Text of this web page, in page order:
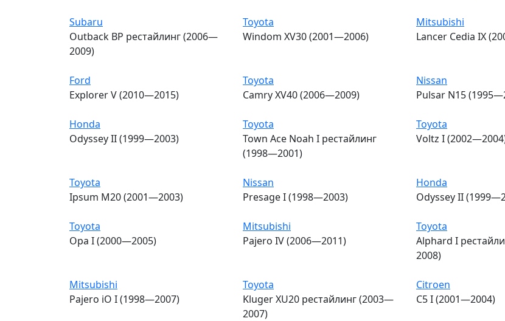
Subaru
Outback BP рестайлинг (2006—
2009)
Toyota
Windom XV30 (2001—2006)
Mitsubishi
Lancer Cedia IX
Ford
Explorer V (2010—2015)
Toyota
Camry XV40 (2006—2009)
Nissan
Pulsar N15
Honda
Odyssey II (1999—2003)
Toyota
Town Ace Noah I рестайлинг
(1998—2001)
Toyota
Voltz I
Toyota
Ipsum M20 (2001—2003)
Nissan
Presage I (1998—2003)
Honda
Odyssey II
Toyota
Opa I (2000—2005)
Mitsubishi
Pajero IV (2006—2011)
Toyota
Alphard I
2008)
Mitsubishi
Pajero iO I (1998—2007)
Toyota
Kluger XU20 рестайлинг (2003—
2007)
Citroen
C5 I (2001—2004)